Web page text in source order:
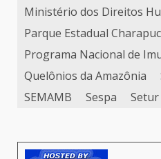
Ministério dos Direitos
Parque Estadual
Programa Nacional de
Quelônios da Amazônia
SEMAMB
Sespa Setur